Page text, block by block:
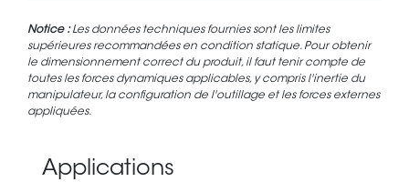
Notice :Les données techniques fournies sont les limites
supérieures recommandées en condition statique. Pour obtenir
le dimensionnement correct du produit, il faut tenir compte de
toutes les forces dynamiques applicables, y compris l'inertie du
manipulateur, la configuration de l'outillage et les forces externes
appliquées.
Applications